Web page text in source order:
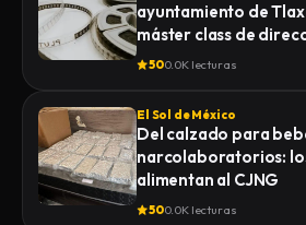
ayuntamiento de
máster class de
500.0K lecturas
El Sol de México
Del calzado para
narcolaboratorios:
alimentan al CJNG
500.0K lecturas